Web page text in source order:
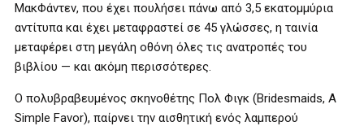
ΜακΦάντεν, που έχει πουλήσει πάνω από 3,5 εκατομμύρια
αντίτυπα και έχει μεταφραστεί σε 45 γλώσσες, η ταινία
μεταφέρει στη μεγάλη οθόνη όλες τις ανατροπές του
βιβλίου — και ακόμη περισσότερες.
Ο πολυβραβευμένος σκηνοθέτης Πολ Φιγκ (Bridesmaids, A
Simple Favor), παίρνει την αισθητική ενός λαμπερού